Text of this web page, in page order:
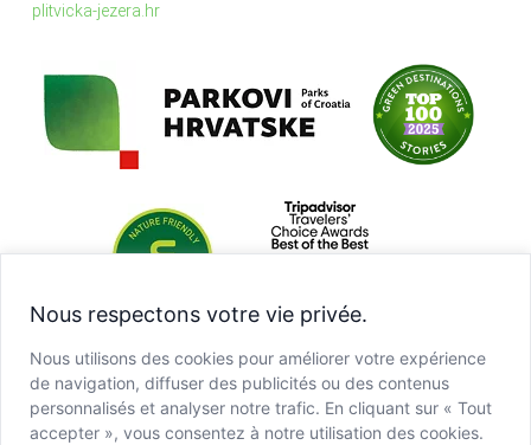
Nous respectons votre vie privée.
Nous utilisons des cookies pour améliorer votre expérience
de navigation, diffuser des publicités ou des contenus
personnalisés et analyser notre trafic. En cliquant sur « Tout
accepter », vous consentez à notre utilisation des cookies.
plitvicka-jezera.hr